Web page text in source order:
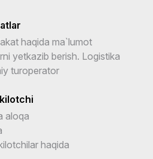
haqida ma`lumot
yetkazib berish. Logistika
turoperator
aloqa
haqida